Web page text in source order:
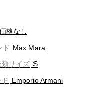
格なし
ド Max Mara
類サイズ S
Emporio Armani